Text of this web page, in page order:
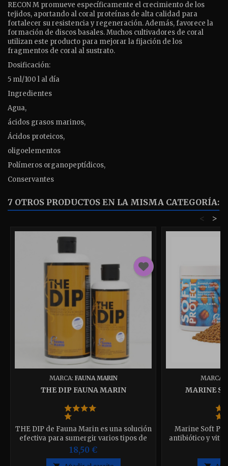
RECON M promueve específicamente el crecimiento de los
tejidos, aportando al coral proteínas de alta calidad para
fortalecer su resistencia y regeneración. Además, favorece la
formación de discos basales. Muchos cultivadores de coral
utilizan este producto para mejorar la fijación de los
fragmentos de coral al sustrato.
Dosificación:
5 ml/100 l al día
Ingredientes
Agua,
ácidos grasos marinos,
Ácidos proteicos,
oligoelementos
Polímeros organopeptídicos,
Conservantes
7 OTROS PRODUCTOS EN LA MISMA CATEGORÍA:
>
<
MARCA: FAUNA MARIN
THE DIP FAUNA MARIN
THE DIP de Fauna Marin es una solución
efectiva para sumergir varios tipos de
corales para limpiarlos. También ayuda
a la aclimatación de nuevos
18,50 €
MARCA:
MARINE
Marine Soft
antibiótico y
de 100ml "65g."